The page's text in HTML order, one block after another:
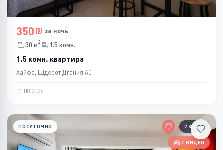
350
за ночь
30 м2 1.5 комн.
1.5 комн. квартира
Хайфа, Шдерот Дгания 60
01.08.2026
7 ФОТО
С ВИДЕО
ПОСУТОЧНО